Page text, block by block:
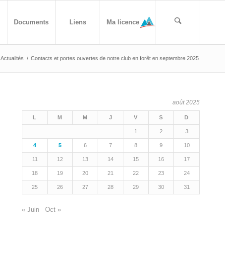
Documents Liens Ma licence
Actualités / Contacts et portes ouvertes de notre club en forêt en septembre 2025
août 2025
L M M J V S D
1 2 3
4 5 6 7 8 9 10
11 12 13 14 15 16 17
18 19 20 21 22 23 24
25 26 27 28 29 30 31
« Juin Oct »